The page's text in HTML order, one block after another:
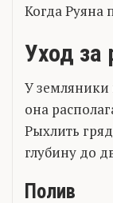
Когда Руяна
Уход за
У земляники
она
Рыхлить
глубину до
Полив